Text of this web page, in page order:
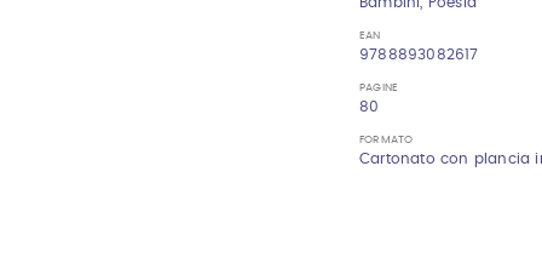
EAN
9788893082617
PAGINE
80
FORMATO
Cartonato con plancia